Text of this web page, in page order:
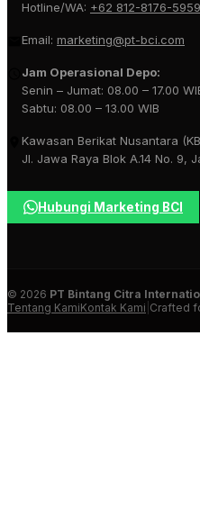
Hotline/WA: +62 812-8176-5959
Email: marketing@pt-bci.com
Jam Operasional Depo:
Senin – Jumat: 08.00 – 17.00
Sabtu: 08.00 – 13.00 WIB
Kawasan Berikat Nusantara
Jl. Jawa Raya Blok A.14 No. 9,
Hubungi Marketing BCI
© 2026 PT Bintang Citra
Tentang KamiKontak Kami Crafted